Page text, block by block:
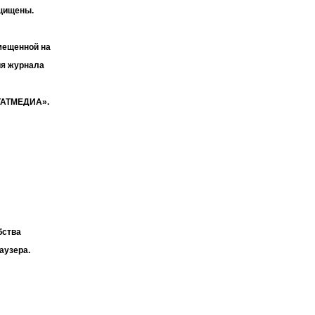
на
журнала